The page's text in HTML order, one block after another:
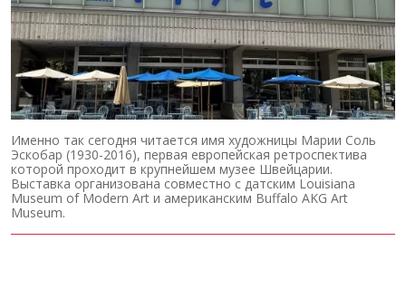
Именно так сегодня читается имя художницы Марии Соль
Эскобар (1930-2016), первая европейская ретроспектива
которой проходит в крупнейшем музее Швейцарии.
Выставка организована совместно с датским Louisiana
Museum of Modern Art и американским Buffalo AKG Art
Museum.